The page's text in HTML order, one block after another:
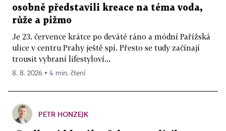
osobně představili kreace na téma voda,
růže a pižmo
Je 23. července krátce po deváté ráno a módní Pařížská
ulice v centru Prahy ještě spí. Přesto se tudy začínají
trousit vybraní lifestyloví...
8. 8. 2026 ▪ 4 min. čtení
PETR HONZEJK